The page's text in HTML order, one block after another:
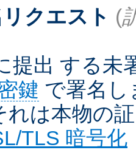
クエスト (
提出 する未
鍵 で署名し
れは本物の
TLS 暗号化